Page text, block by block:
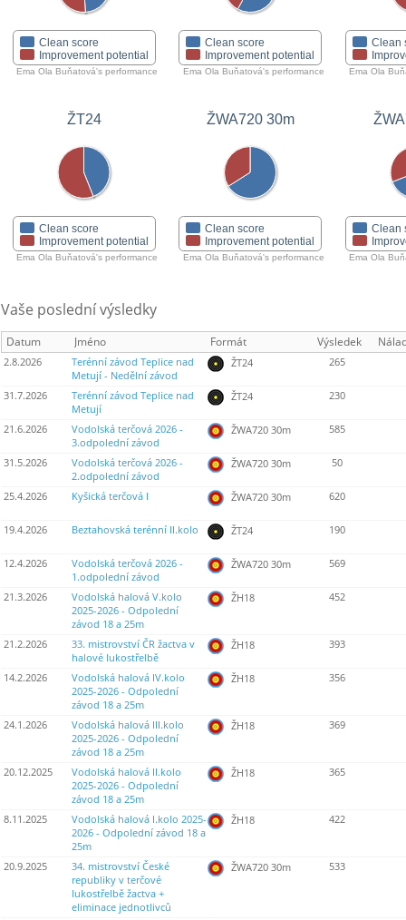
Clean score
Improvement potential
Ema Ola Buňatová's performance
Clean score
Improvement potential
Ema Ola Buňatová's performance
Clean
Ema Ola
ŽT24
Clean score
Improvement potential
Ema Ola Buňatová's performance
ŽWA720 30m
Clean score
Improvement potential
Ema Ola Buňatová's performance
Clean
Ema Ola
Vaše poslední výsledky
Datum Jméno Formát Výsledek
2.8.2026
Terénní závod Teplice nad
Metují - Nedělní závod
ŽT24 265
31.7.2026
Terénní závod Teplice nad
Metují
ŽT24 230
21.6.2026
Vodolská terčová 2026 -
3.odpolední závod
ŽWA720 30m 585
31.5.2026
Vodolská terčová 2026 -
2.odpolední závod
ŽWA720 30m 50
25.4.2026 Kyšická terčová I ŽWA720 30m 620
19.4.2026 Beztahovská terénní II.kolo ŽT24 190
12.4.2026
Vodolská terčová 2026 -
1.odpolední závod
ŽWA720 30m 569
21.3.2026
Vodolská halová V.kolo
2025-2026 - Odpolední
závod 18 a 25m
ŽH18 452
21.2.2026
33. mistrovství ČR žactva v
halové lukostřelbě
ŽH18 393
14.2.2026
Vodolská halová IV.kolo
2025-2026 - Odpolední
závod 18 a 25m
ŽH18 356
24.1.2026
Vodolská halová III.kolo
2025-2026 - Odpolední
závod 18 a 25m
ŽH18 369
20.12.2025
Vodolská halová II.kolo
2025-2026 - Odpolední
závod 18 a 25m
ŽH18 365
8.11.2025
Vodolská halová I.kolo 2025-
2026 - Odpolední závod 18 a
25m
ŽH18 422
20.9.2025
34. mistrovství České
republiky v terčové
lukostřelbě žactva +
eliminace jednotlivců
ŽWA720 30m 533